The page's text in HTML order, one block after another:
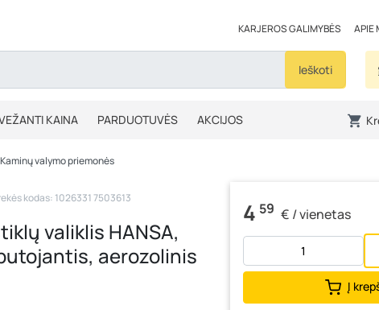
KARJEROS GALIMYBĖS APIE
Ieškoti
KAINA PARDUOTUVĖS AKCIJOS
Kaminų valymo priemonės
kodas: 1026331 7503613
valiklis HANSA,
aerozolinis
4 59 € / vienetas
Į